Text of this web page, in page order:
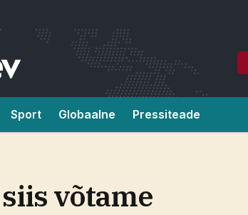
Sport Globaalne Pressiteade
võtame